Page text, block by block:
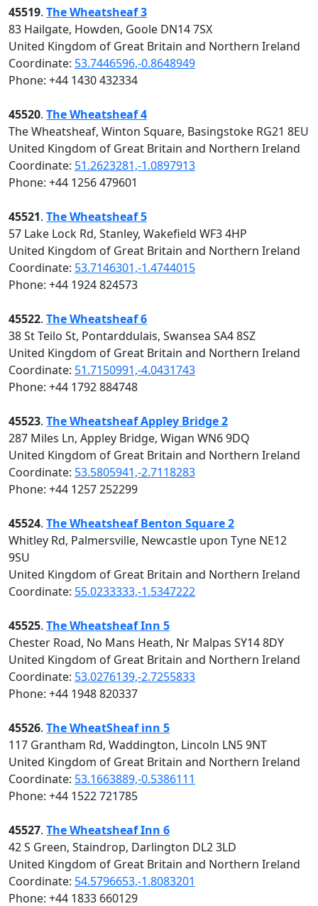
45519. The Wheatsheaf 3
83 Hailgate, Howden, Goole DN14 7SX
United Kingdom of Great Britain and Northern Ireland
Coordinate: 53.7446596,-0.8648949
Phone: +44 1430 432334
45520. The Wheatsheaf 4
The Wheatsheaf, Winton Square, Basingstoke RG21 8EU
United Kingdom of Great Britain and Northern Ireland
Coordinate: 51.2623281,-1.0897913
Phone: +44 1256 479601
45521. The Wheatsheaf 5
57 Lake Lock Rd, Stanley, Wakefield WF3 4HP
United Kingdom of Great Britain and Northern Ireland
Coordinate: 53.7146301,-1.4744015
Phone: +44 1924 824573
45522. The Wheatsheaf 6
38 St Teilo St, Pontarddulais, Swansea SA4 8SZ
United Kingdom of Great Britain and Northern Ireland
Coordinate: 51.7150991,-4.0431743
Phone: +44 1792 884748
45523. The Wheatsheaf Appley Bridge 2
287 Miles Ln, Appley Bridge, Wigan WN6 9DQ
United Kingdom of Great Britain and Northern Ireland
Coordinate: 53.5805941,-2.7118283
Phone: +44 1257 252299
45524. The Wheatsheaf Benton Square 2
Whitley Rd, Palmersville, Newcastle upon Tyne NE12
9SU
United Kingdom of Great Britain and Northern Ireland
Coordinate: 55.0233333,-1.5347222
45525. The Wheatsheaf Inn 5
Chester Road, No Mans Heath, Nr Malpas SY14 8DY
United Kingdom of Great Britain and Northern Ireland
Coordinate: 53.0276139,-2.7255833
Phone: +44 1948 820337
45526. The WheatSheaf inn 5
117 Grantham Rd, Waddington, Lincoln LN5 9NT
United Kingdom of Great Britain and Northern Ireland
Coordinate: 53.1663889,-0.5386111
Phone: +44 1522 721785
45527. The Wheatsheaf Inn 6
42 S Green, Staindrop, Darlington DL2 3LD
United Kingdom of Great Britain and Northern Ireland
Coordinate: 54.5796653,-1.8083201
Phone: +44 1833 660129